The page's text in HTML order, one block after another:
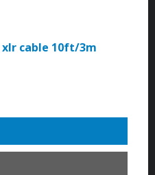
cable 10ft/3m